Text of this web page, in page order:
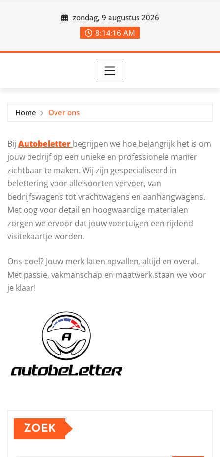
zondag, 9 augustus 2026
8:14:16 AM
Home Over ons
Bij Autobeletter begrijpen we hoe belangrijk het is om
jouw bedrijf op een unieke en professionele manier
zichtbaar te maken. Wij zijn gespecialiseerd in
belettering voor alle soorten vervoer, van
bedrijfswagens tot vrachtwagens en aanhangwagens.
Met oog voor detail en hoogwaardige materialen
zorgen we ervoor dat jouw voertuigen een rijdend
visitekaartje worden.
Ons doel? Jouw merk laten opvallen, altijd en overal.
Met passie, vakmanschap en maatwerk staan we voor
je klaar!
ZOEK